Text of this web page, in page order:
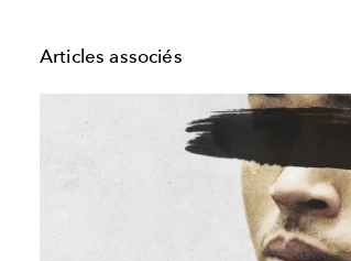
Articles associés